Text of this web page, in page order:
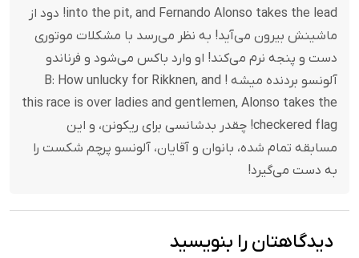
into the pit, and Fernando Alonso takes the lead! دود از
ماشینش بیرون می‌آید! به نظر می‌رسد با مشکلات موتوری
دست و پنجه نرم می‌کند! او وارد باکس می‌شود و فرناندو
آلونسو بردنده میشه ! B: How unlucky for Rikknen, and
this race is over ladies and gentlemen, Alonso takes the
checkered flag! چقدر بدشانسی برای ریکونن، و این
مسابقه تمام شده، بانوان و آقایان، آلونسو پرچم شکست را
به دست می‌گیرد!
دیدگاهتان را بنویسید